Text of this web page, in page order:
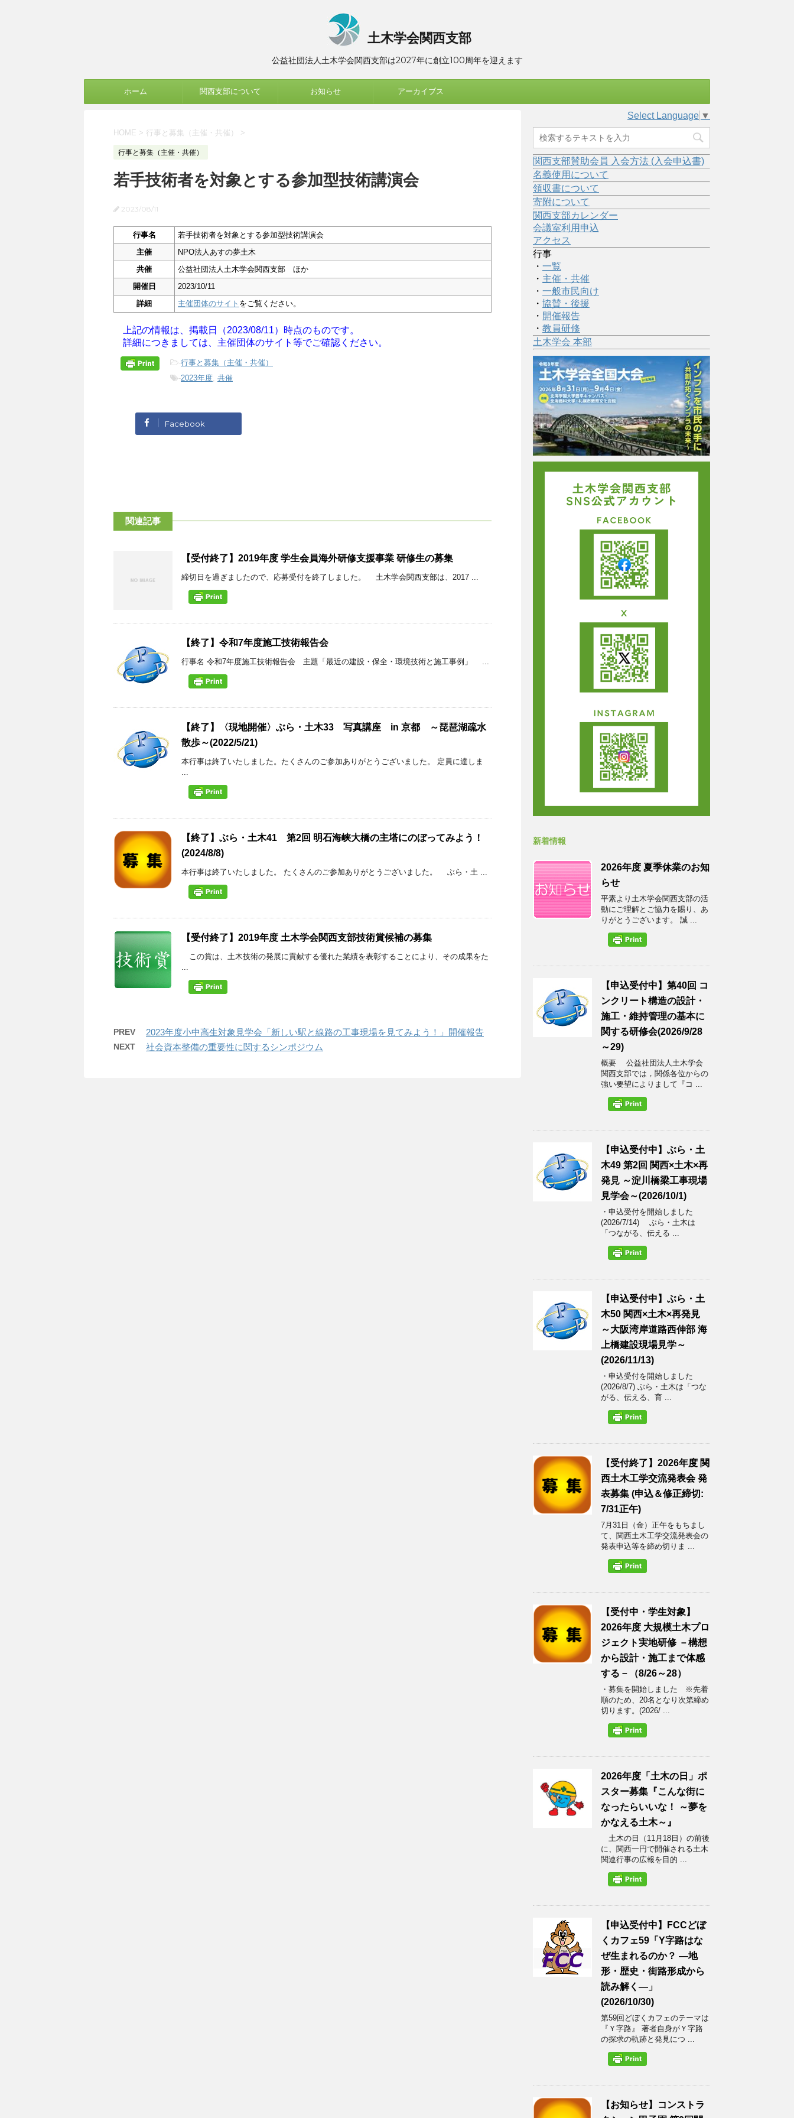
土木学会関西支部
公益社団法人土木学会関西支部は2027年に創立100周年を迎えます
ホーム 関西支部について お知らせ アーカイブス
HOME > 行事と募集（主催・共催） >
行事と募集（主催・共催）
若手技術者を対象とする参加型技術講演会
2023/08/11
行事名
若手技術者を対象とする参加型技術講演会
主催
NPO法人あすの夢土木
共催
公益社団法人土木学会関西支部 ほか
開催日
2023/10/11
詳細
主催団体のサイト をご覧ください。
上記の情報は、掲載日（2023/08/11）時点のものです。
詳細につきましては、主催団体のサイト等でご確認ください。
-行事と募集（主催・共催）
-2023年度, 共催
Facebook
関連記事
【受付終了】2019年度 学生会員海外研修支援事業 研修生の募集
締切日を過ぎましたので、応募受付を終了しました。 土木学会関西支部は、2017 ...
【終了】令和7年度施工技術報告会
行事名 令和7年度施工技術報告会 主題「最近の建設・保全・環境技術と施工事例」 ...
【終了】〈現地開催〉ぶら・土木33 写真講座 in 京都 ～琵琶湖疏水
散歩～(2022/5/21)
本行事は終了いたしました。たくさんのご参加ありがとうございました。 定員に達しま
...
【終了】ぶら・土木41 第2回 明石海峡大橋の主塔にのぼってみよう！
(2024/8/8)
本行事は終了いたしました。 たくさんのご参加ありがとうございました。 ぶら・土 ...
【受付終了】2019年度 土木学会関西支部技術賞候補の募集
この賞は、土木技術の発展に貢献する優れた業績を表彰することにより、その成果をた
...
PREV 2023年度小中高生対象見学会「新しい駅と線路の工事現場を見てみよう！」開催報告
NEXT 社会資本整備の重要性に関するシンポジウム
Select Language ▼
関西支部賛助会員 入会方法 (入会申込書)
名義使用について
領収書について
寄附について
関西支部カレンダー
会議室利用申込
アクセス
行事
・ 一覧
・ 主催・共催
・ 一般市民向け
・ 協賛・後援
・ 開催報告
・ 教員研修
土木学会 本部
新着情報
2026年度 夏季休業のお知
らせ
平素より土木学会関西支部の活
動にご理解とご協力を賜り、あ
りがとうございます。 誠 ...
【申込受付中】第40回 コ
ンクリート構造の設計・
施工・維持管理の基本に
関する研修会(2026/9/28
～29)
概要 公益社団法人土木学会
関西支部では，関係各位からの
強い要望によりまして『コ ...
【申込受付中】ぶら・土
木49 第2回 関西×土木×再
発見 ～淀川橋梁工事現場
見学会～(2026/10/1)
・申込受付を開始しました
(2026/7/14) ぶら・土木は
「つながる、伝える ...
【申込受付中】ぶら・土
木50 関西×土木×再発見
～大阪湾岸道路西伸部 海
上橋建設現場見学～
(2026/11/13)
・申込受付を開始しました
(2026/8/7) ぶら・土木は「つな
がる、伝える、育 ...
【受付終了】2026年度 関
西土木工学交流発表会 発
表募集 (申込＆修正締切:
7/31正午)
7月31日（金）正午をもちまし
て、関西土木工学交流発表会の
発表申込等を締め切りま ...
【受付中・学生対象】
2026年度 大規模土木プロ
ジェクト実地研修 －構想
から設計・施工まで体感
する－（8/26～28）
・募集を開始しました ※先着
順のため、20名となり次第締め
切ります。(2026/ ...
2026年度「土木の日」ポ
スター募集『こんな街に
なったらいいな！ ～夢を
かなえる土木～』
土木の日（11月18日）の前後
に、関西一円で開催される土木
関連行事の広報を目的 ...
【申込受付中】FCCどぼ
くカフェ59「Y字路はな
ぜ生まれるのか？ ―地
形・歴史・街路形成から
読み解く―」
(2026/10/30)
第59回どぼくカフェのテーマは
『Ｙ字路』 著者自身がＹ字路
の探求の軌跡と発見につ ...
【お知らせ】コンストラ